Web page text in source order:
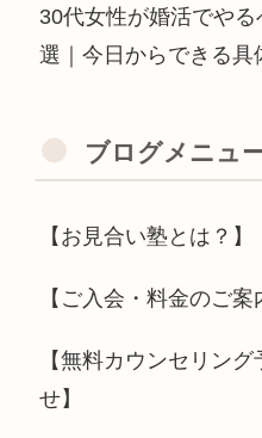
30代女性が婚活でや
選｜今日からできる具
ブログメニュ
【お見合い塾とは？】
【ご入会・料金のご案
【無料カウンセリン
せ】